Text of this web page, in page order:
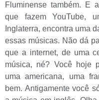
Fluminense também. E
que fazem YouTube,
Inglaterra, encontra uma
essas músicas. Não dá
que a internet, de uma
música, né? Você hoje
uma americana, uma
bem. Antigamente você